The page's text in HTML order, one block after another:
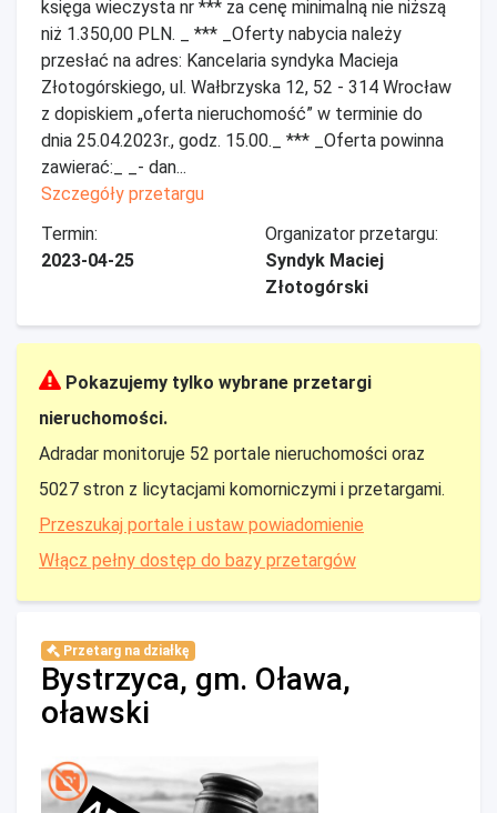
księga wieczysta nr *** za cenę minimalną nie niższą
niż 1.350,00 PLN. _ *** _Oferty nabycia należy
przesłać na adres: Kancelaria syndyka Macieja
Złotogórskiego, ul. Wałbrzyska 12, 52 - 314 Wrocław
z dopiskiem „oferta nieruchomość” w terminie do
dnia 25.04.2023r., godz. 15.00._ *** _Oferta powinna
zawierać:_ _- dan...
Szczegóły przetargu
Termin:
2023-04-25
Organizator przetargu:
Syndyk Maciej
Złotogórski
Pokazujemy tylko wybrane przetargi
nieruchomości.
Adradar monitoruje 52 portale nieruchomości oraz
5027 stron z licytacjami komorniczymi i przetargami.
Przeszukaj portale i ustaw powiadomienie
Włącz pełny dostęp do bazy przetargów
Przetarg na działkę
Bystrzyca, gm. Oława,
oławski